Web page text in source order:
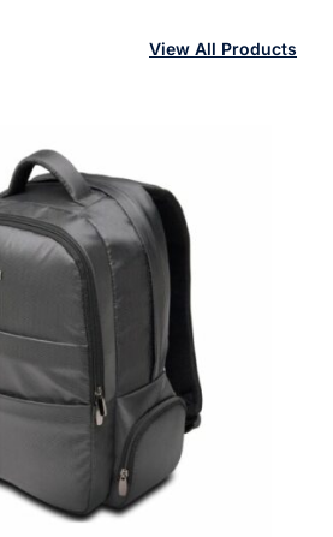
View All Products